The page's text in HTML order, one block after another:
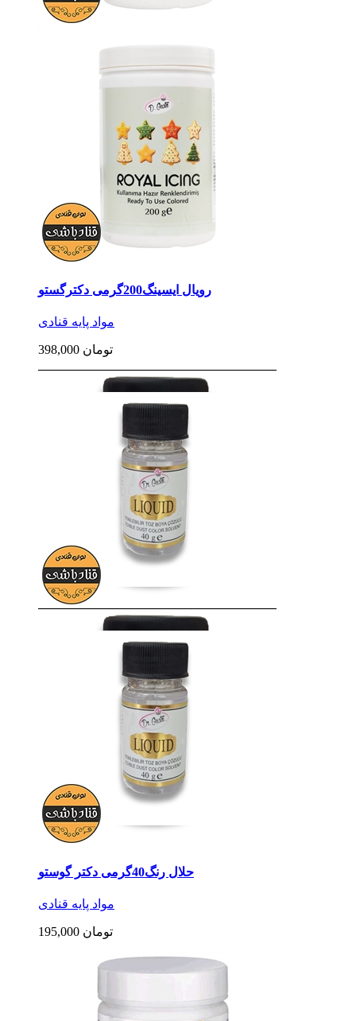
رویال ایسینگ200گرمی دکترگستو
مواد پایه قنادی
398,000 تومان
حلال رنگ40گرمی دکتر گوستو
مواد پایه قنادی
195,000 تومان